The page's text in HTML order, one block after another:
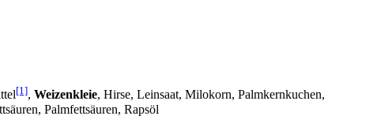
[1], Weizenkleie, Hirse, Leinsaat, Milokorn, Palmkernkuchen,
Palmfettsäuren, Rapsöl